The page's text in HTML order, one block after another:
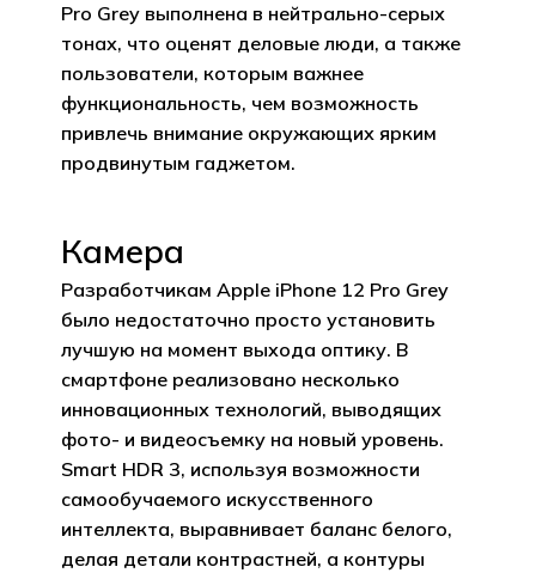
Корзина пуста.
Pro Grey выполнена в нейтрально-серых
тонах, что оценят деловые люди, а также
пользователи, которым важнее
функциональность, чем возможность
привлечь внимание окружающих ярким
продвинутым гаджетом.
Камера
Разработчикам Apple iPhone 12 Pro Grey
было недостаточно просто установить
лучшую на момент выхода оптику. В
смартфоне реализовано несколько
инновационных технологий, выводящих
фото- и видеосъемку на новый уровень.
Smart HDR 3, используя возможности
самообучаемого искусственного
интеллекта, выравнивает баланс белого,
делая детали контрастней, а контуры